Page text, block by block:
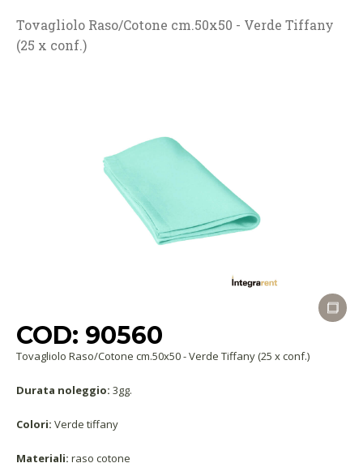
Tovagliolo Raso/Cotone cm.50x50 - Verde Tiffany
(25 x conf.)
COD: 90560
Tovagliolo Raso/Cotone cm.50x50 - Verde Tiffany (25 x conf.)
Durata noleggio: 3gg.
Colori: Verde tiffany
Materiali: raso cotone